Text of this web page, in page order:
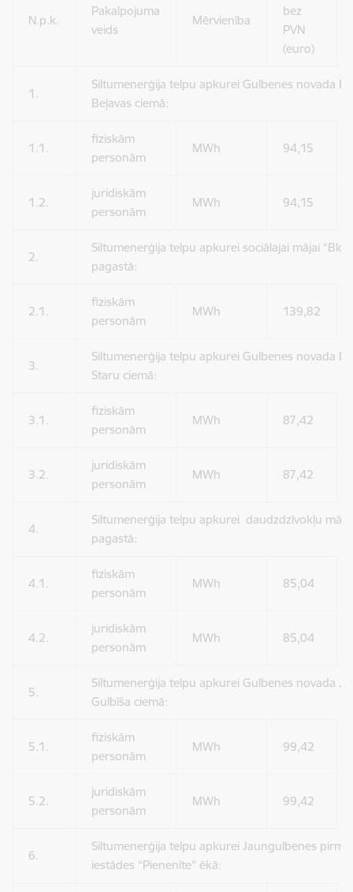
N.p.k.
Pakalpojuma
veids
Mērvienība
bez
PVN
(euro)
1.
Siltumenerģija telpu apkurei Gulbenes novada
Beļavas ciemā:
1.1.
fiziskām
personām
MWh 94,15
1.2.
juridiskām
personām
MWh 94,15
2.
Siltumenerģija telpu apkurei sociālajai mājai
pagastā:
2.1.
fiziskām
personām
MWh 139,82
3.
Siltumenerģija telpu apkurei Gulbenes novada
Staru ciemā:
3.1.
fiziskām
personām
MWh 87,42
3.2.
juridiskām
personām
MWh 87,42
4.
Siltumenerģija telpu apkurei daudzdzīvokļu mājai
pagastā:
4.1.
fiziskām
personām
MWh 85,04
4.2.
juridiskām
personām
MWh 85,04
5.
Siltumenerģija telpu apkurei Gulbenes novada
Gulbīša ciemā:
5.1.
fiziskām
personām
MWh 99,42
5.2.
juridiskām
personām
MWh 99,42
6.
Siltumenerģija telpu apkurei Jaungulbenes
iestādes “Pienenīte” ēkā: